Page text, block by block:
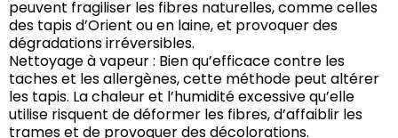
peuvent fragiliser les fibres naturelles, comme celles
des tapis d’Orient ou en laine, et provoquer des
dégradations irréversibles.
Nettoyage à vapeur : Bien qu’efficace contre les
taches et les allergènes, cette méthode peut altérer
les tapis. La chaleur et l’humidité excessive qu’elle
utilise risquent de déformer les fibres, d’affaiblir les
trames et de provoquer des décolorations.